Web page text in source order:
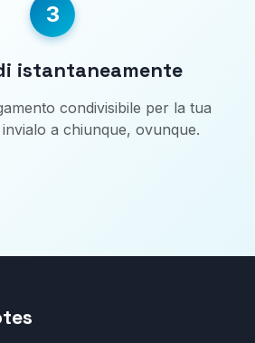
3
istantaneamente
condivisibile per la tua
a chiunque, ovunque.